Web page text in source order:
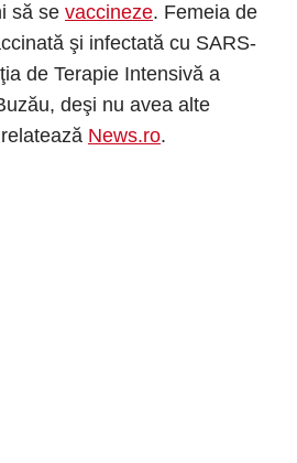
să se vaccineze. Femeia de
şi infectată cu SARS-
de Terapie Intensivă a
deşi nu avea alte
News.ro.